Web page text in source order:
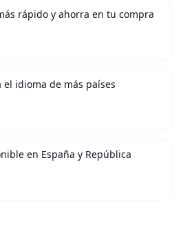
rápido y ahorra en tu compra
el idioma de más países
en España y República